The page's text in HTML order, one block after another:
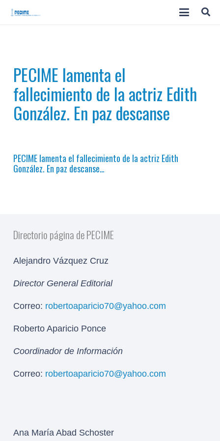
PECIME lamenta el
fallecimiento de la actriz Edith
González. En paz descanse
PECIME lamenta el fallecimiento de la actriz Edith
González. En paz descanse…
Directorio página de PECIME
Alejandro Vázquez Cruz
Director General Editorial
Correo: robertoaparicio70@yahoo.com
Roberto Aparicio Ponce
Coordinador de Información
Correo: robertoaparicio70@yahoo.com
Ana María Abad Schoster